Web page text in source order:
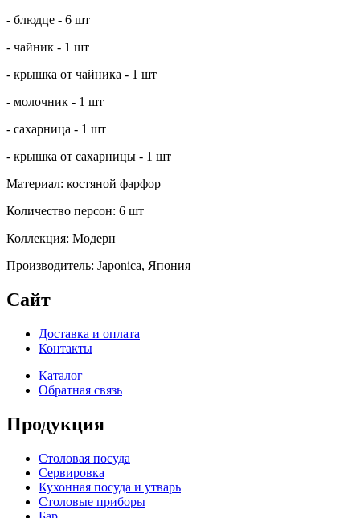
- блюдце - 6 шт
- чайник - 1 шт
- крышка от чайника - 1 шт
- молочник - 1 шт
- сахарница - 1 шт
- крышка от сахарницы - 1 шт
Материал: костяной фарфор
Количество персон: 6 шт
Коллекция: Модерн
Производитель: Japonica, Япония
Сайт
Доставка и оплата
Контакты
Каталог
Обратная связь
Продукция
Столовая посуда
Сервировка
Кухонная посуда и утварь
Столовые приборы